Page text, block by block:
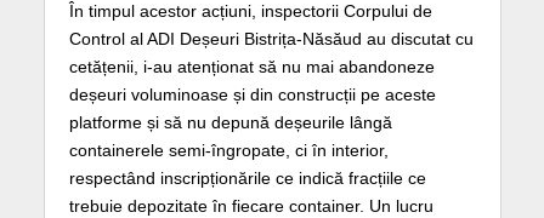
În timpul acestor acțiuni, inspectorii Corpului de
Control al ADI Deșeuri Bistrița-Năsăud au discutat cu
cetățenii, i-au atenționat să nu mai abandoneze
deșeuri voluminoase și din construcții pe aceste
platforme și să nu depună deșeurile lângă
containerele semi-îngropate, ci în interior,
respectând inscripționările ce indică fracțiile ce
trebuie depozitate în fiecare container. Un lucru